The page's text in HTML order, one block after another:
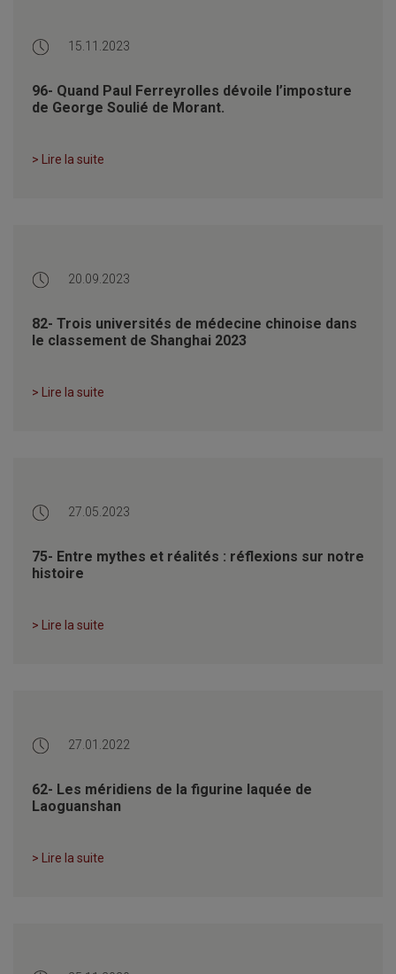
15.11.2023
96- Quand Paul Ferreyrolles dévoile l’imposture
de George Soulié de Morant.
> Lire la suite
20.09.2023
82- Trois universités de médecine chinoise dans
le classement de Shanghai 2023
> Lire la suite
27.05.2023
75- Entre mythes et réalités : réflexions sur notre
histoire
> Lire la suite
27.01.2022
62- Les méridiens de la figurine laquée de
Laoguanshan
> Lire la suite